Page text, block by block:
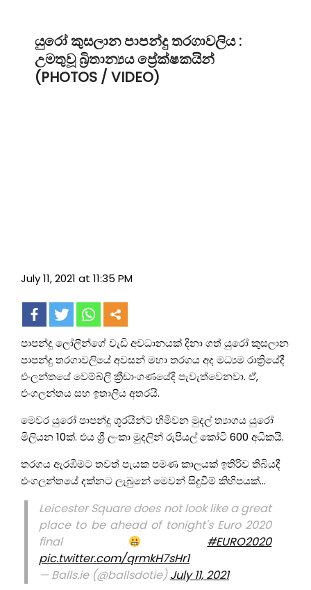
යුරෝ කුසලාන පාපන්දු තරගාවලිය :
උමතුවූ බ්‍රිතාන්‍යය ප්‍රේක්ෂකයින්
(PHOTOS / VIDEO)
July 11, 2021 at 11:35 PM
පාපන්දු ලෝලීන්ගේ වැඩි අවධානයක් දිනා ගත් යුරෝ කුසලාන
පාපන්දු තරගාවලියේ අවසන් මහා තරගය අද මධ්‍යම රාත්‍රියේදී
එංලන්තයේ වෙම්බ්ලි ක්‍රීඩාංගණයේදි පැවැත්වෙනවා. ඒ,
එංගලන්තය සහ ඉතාලිය අතරයි.
මෙවර යුරෝ පාපන්දු ශූරයින්ට හිමිවන මුදල් ත්‍යාගය යුරෝ
මිලියන 10ක්. එය ශ්‍රී ලංකා මුදලින් රුපියල් කෝටි 600 අධිකයි.
තරගය ඇරඹීමට තවත් පැයක පමණ කාලයක් ඉතිරිව තිබියදී
එංගලන්තයේ දක්නට ලැබුනේ මෙවන් සිදුවීම් කිහිපයක්…
Leicester Square does not look like a great
place to be ahead of tonight's Euro 2020
final
#EURO2020
pic.twitter.com/qrmkH7sHr1
— Balls.ie (@ballsdotie)July 11, 2021